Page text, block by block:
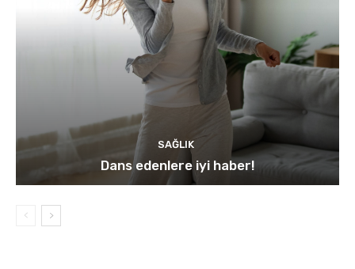
SAĞLIK
Dans edenlere iyi haber!